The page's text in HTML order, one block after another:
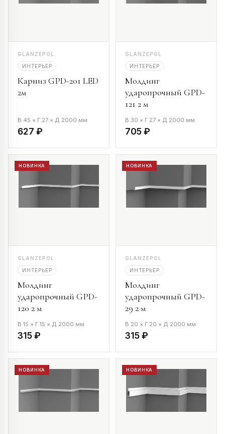
GLANZEPOL
ИНТЕРЬЕР
Карниз GPD-201 LED
2м
В 45 × Г 27 × Д 2000 мм
627 ₽
GLANZEPOL
ИНТЕРЬЕР
Молдинг
ударопрочный GPD-
121 2 м
В 30 × Г 27 × Д 2000 мм
705 ₽
НОВИНКА
GLANZEPOL
ИНТЕРЬЕР
Молдинг
ударопрочный GPD-
120 2 м
В 15 × Г 15 × Д 2000 мм
315 ₽
НОВИНКА
GLANZEPOL
ИНТЕРЬЕР
Молдинг
ударопрочный GPD-
29 2 м
В 20 × Г 20 × Д 2000 мм
315 ₽
НОВИНКА НОВИНКА